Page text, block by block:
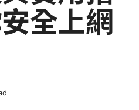
全上網